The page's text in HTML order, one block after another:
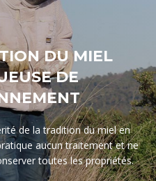
DU MIEL
DE
de la tradition du miel en
aucun traitement et ne
toutes les propriétés.